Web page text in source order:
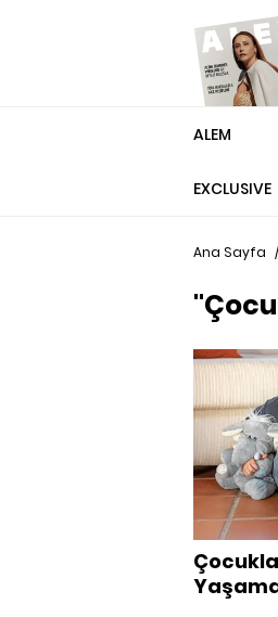
ALEM
EXCLUSIVE
Ana Sayfa /